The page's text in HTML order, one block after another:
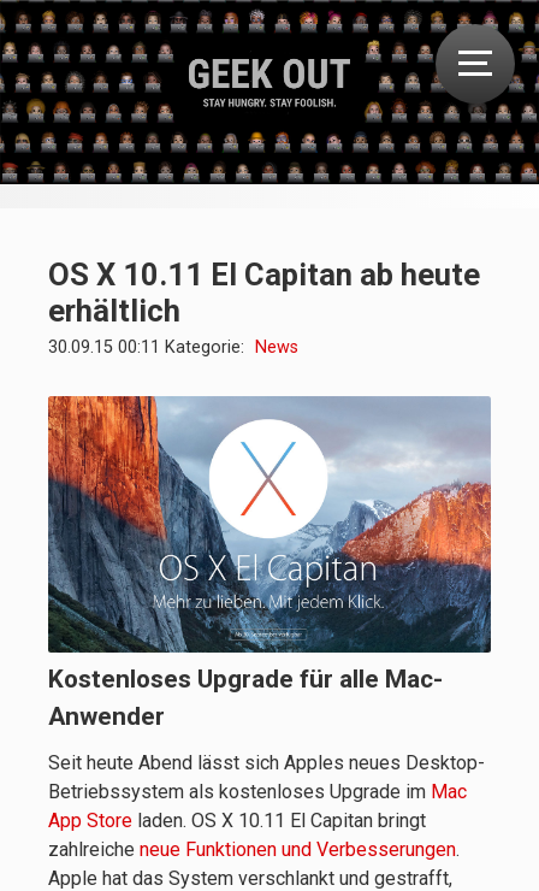
OS X 10.11 El Capitan ab heute
erhältlich
30.09.15 00:11 Kategorie: News
Kostenloses Upgrade für alle Mac-
Anwender
Seit heute Abend lässt sich Apples neues Desktop-
Betriebssystem als kostenloses Upgrade im Mac
App Store laden. OS X 10.11 El Capitan bringt
zahlreiche neue Funktionen und Verbesserungen.
Apple hat das System verschlankt und gestrafft,